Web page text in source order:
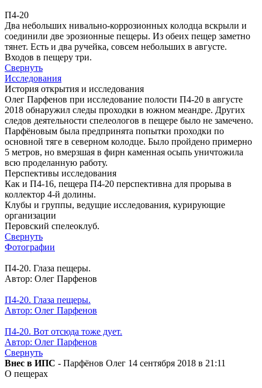
П4-20
Два небольших нивально-коррозионных колодца вскрыли и
соединили две эрозионные пещеры. Из обеих пещер заметно
тянет. Есть и два ручейка, совсем небольших в августе.
Входов в пещеру три.
Свернуть
Исследования
История открытия и исследования
Олег Парфенов при исследование полости П4-20 в августе
2018 обнаружил следы проходки в южном меандре. Других
следов деятельности спелеологов в пещере было не замечено.
Парфёновым была предпринята попытки проходки по
основной тяге в северном колодце. Было пройдено примерно
5 метров, но вмерзшая в фирн каменная осыпь уничтожила
всю проделанную работу.
Перспективы исследования
Как и П4-16, пещера П4-20 перспективна для прорыва в
коллектор 4-й долины.
Клубы и группы, ведущие исследования, курирующие
организации
Перовский спелеоклуб.
Свернуть
Фотографии
П4-20. Глаза пещеры.
Автор: Олег Парфенов
П4-20. Глаза пещеры.
Автор: Олег Парфенов
П4-20. Вот отсюда тоже дует.
Автор: Олег Парфенов
Свернуть
Внес в ИПС - Парфёнов Олег 14 сентября 2018 в 21:11
О пещерах